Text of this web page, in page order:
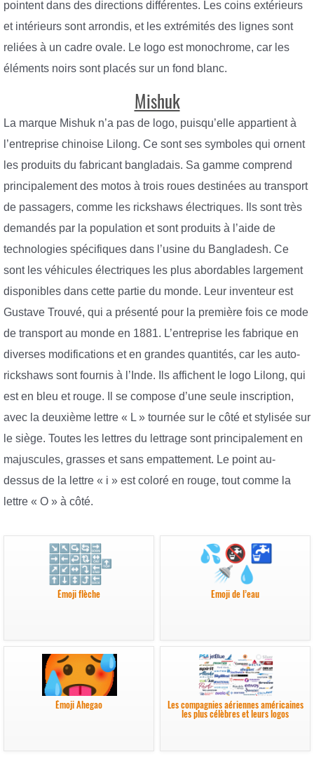
pointent dans des directions différentes. Les coins extérieurs
et intérieurs sont arrondis, et les extrémités des lignes sont
reliées à un cadre ovale. Le logo est monochrome, car les
éléments noirs sont placés sur un fond blanc.
Mishuk
La marque Mishuk n’a pas de logo, puisqu’elle appartient à
l’entreprise chinoise Lilong. Ce sont ses symboles qui ornent
les produits du fabricant bangladais. Sa gamme comprend
principalement des motos à trois roues destinées au transport
de passagers, comme les rickshaws électriques. Ils sont très
demandés par la population et sont produits à l’aide de
technologies spécifiques dans l’usine du Bangladesh. Ce
sont les véhicules électriques les plus abordables largement
disponibles dans cette partie du monde. Leur inventeur est
Gustave Trouvé, qui a présenté pour la première fois ce mode
de transport au monde en 1881. L’entreprise les fabrique en
diverses modifications et en grandes quantités, car les auto-
rickshaws sont fournis à l’Inde. Ils affichent le logo Lilong, qui
est en bleu et rouge. Il se compose d’une seule inscription,
avec la deuxième lettre « L » tournée sur le côté et stylisée sur
le siège. Toutes les lettres du lettrage sont principalement en
majuscules, grasses et sans empattement. Le point au-
dessus de la lettre « i » est coloré en rouge, tout comme la
lettre « O » à côté.
Émoji flèche Emoji de l’eau
Émoji Ahegao Les compagnies aériennes américaines
les plus célèbres et leurs logos